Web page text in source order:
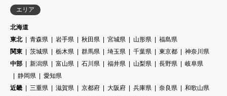
エリア
北海道
東北
青森県 岩手県 秋田県 宮城県 山形県
福島県
関東
茨城県 栃木県 群馬県 埼玉県 千葉県 東京都
神奈川県
中部
新潟県 富山県 石川県 福井県 山梨県 長野県
岐阜県
静岡県
愛知県
近畿
三重県 滋賀県 京都府 大阪府 兵庫県 奈良県
和歌山県